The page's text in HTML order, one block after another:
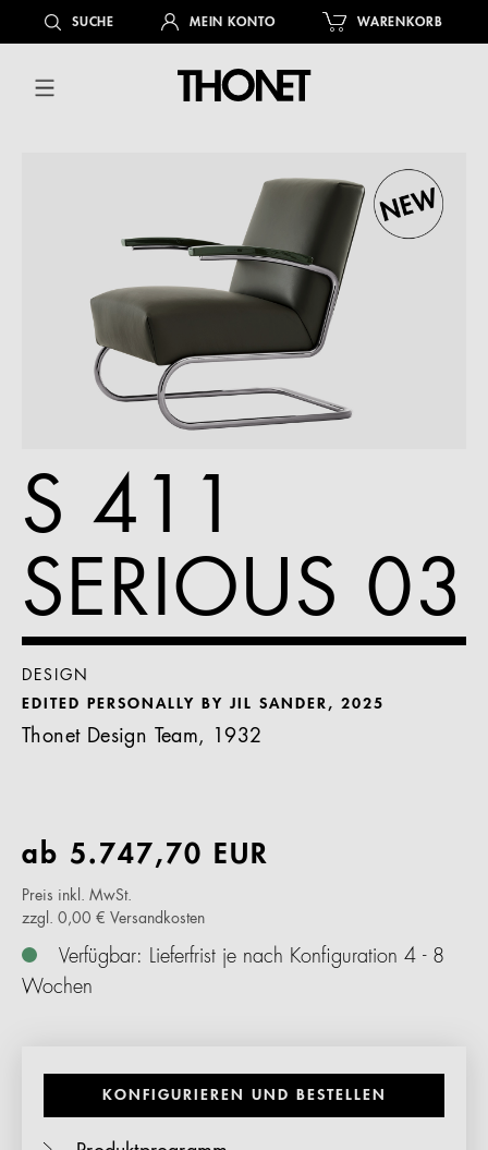
springenSUCHE MEIN KONTO WARENKORB
S 411
SERIOUS 03
DESIGN
EDITED PERSONALLY BY JIL SANDER, 2025
Thonet Design Team, 1932
ab 5.747,70 EUR
Preis inkl. MwSt.
zzgl. 0,00 € Versandkosten
Verfügbar: Lieferfrist je nach Konfiguration 4 - 8
Wochen
KONFIGURIEREN UND BESTELLEN